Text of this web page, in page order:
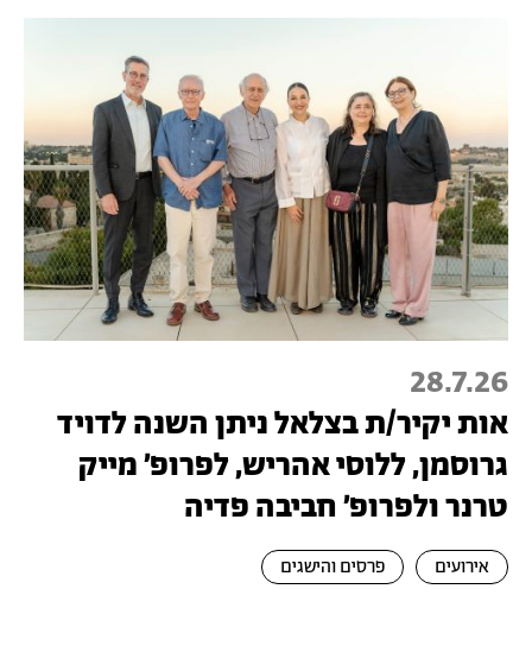
28.7.26
אות יקיר/ת בצלאל ניתן השנה לדויד
גרוסמן, ללוסי אהריש, לפרופ׳ מייק
טרנר ולפרופ׳ חביבה פדיה
אירועים פרסים והישגים